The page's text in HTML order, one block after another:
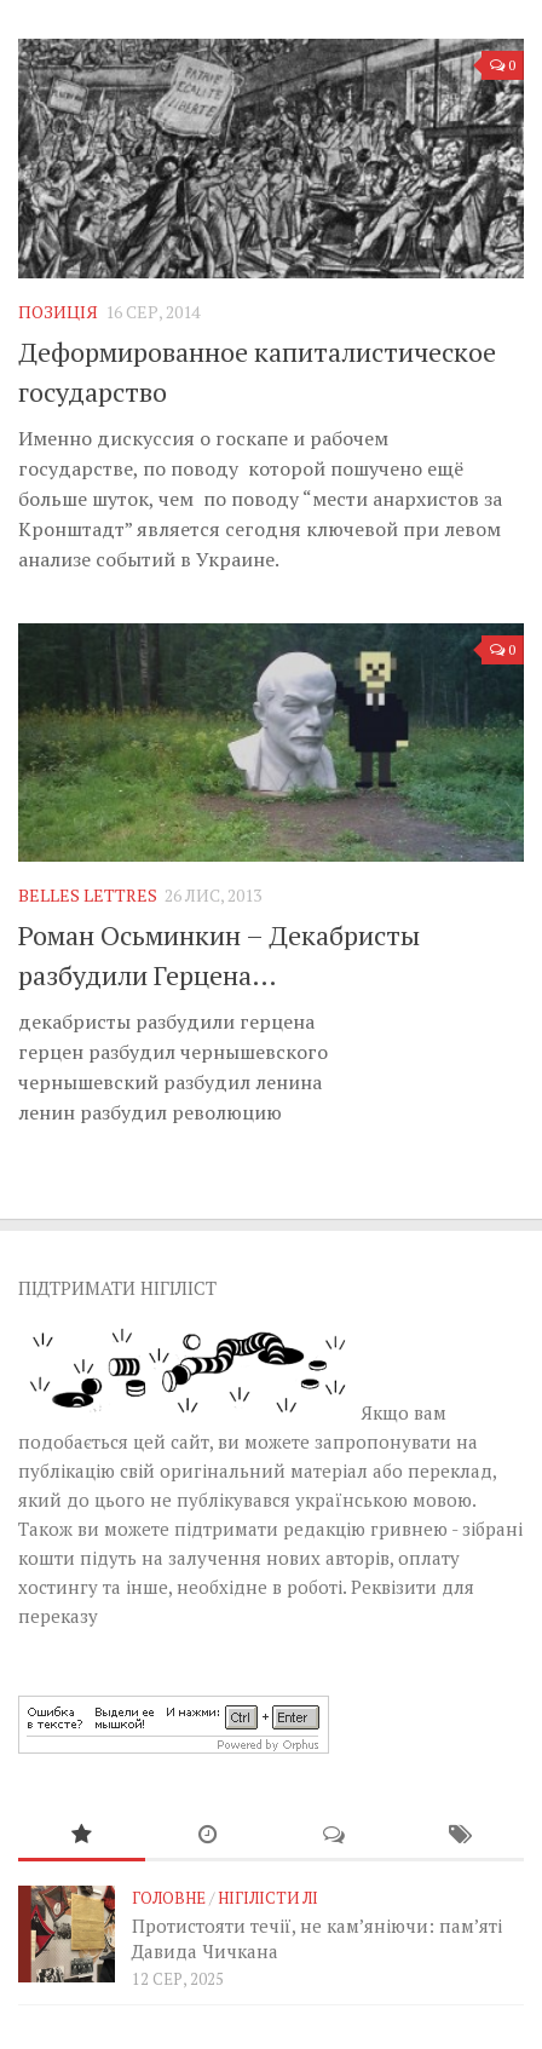
0
ПОЗИЦІЯ 16 СЕР, 2014
Деформированное капиталистическое
государство
Именно дискуссия о госкапе и рабочем
государстве, по поводу которой пошучено ещё
больше шуток, чем по поводу “мести анархистов за
Кронштадт” является сегодня ключевой при левом
анализе событий в Украине.
0
BELLES LETTRES 26 ЛИС, 2013
Роман Осьминкин – Декабристы
разбудили Герцена…
декабристы разбудили герцена
герцен разбудил чернышевского
чернышевский разбудил ленина
ленин разбудил революцию
ПІДТРИМАТИ НІГІЛІСТ
Якщо вам
подобається цей сайт, ви можете запропонувати на
публікацію свій оригінальний матеріал або переклад,
який до цього не публікувався українською мовою.
Також ви можете підтримати редакцію гривнею - зібрані
кошти підуть на залучення нових авторів, оплату
хостингу та інше, необхідне в роботі. Реквізити для
переказу
ГОЛОВНЕ/НІГІЛІСТИ ЛІ
Протистояти течії, не кам’яніючи: пам’яті
Давида Чичкана
12 СЕР, 2025